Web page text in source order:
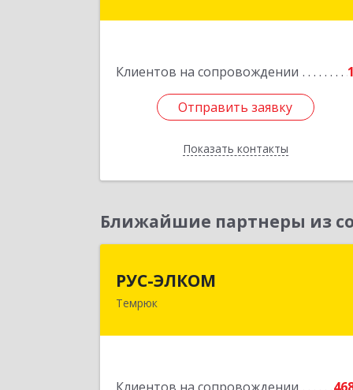
Клиентов на сопровождении 1
Отправить заявку
Показать контакты
Отправить заявку
Ближайшие партнеры из
РУС-ЭЛКОМ
Темрюк